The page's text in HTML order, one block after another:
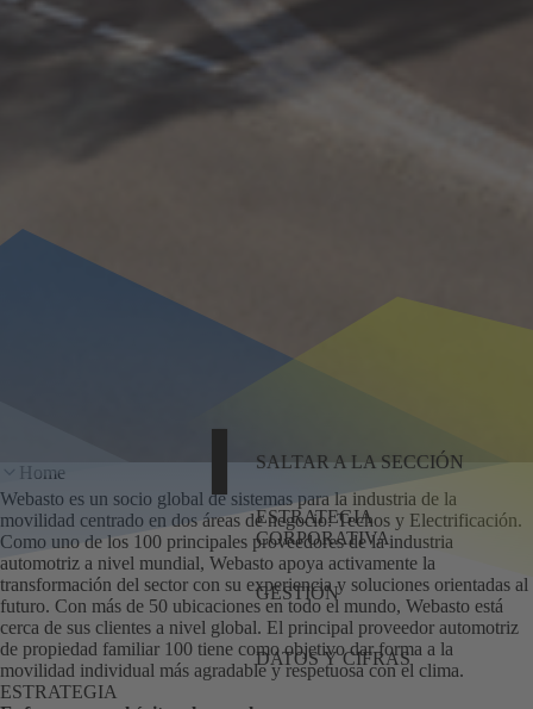
SALTAR A LA SECCIÓN
ESTRATEGIA
CORPORATIVA
GESTIÓN
DATOS Y CIFRAS
Home
Webasto es un socio global de sistemas para la industria de la
movilidad centrado en dos áreas de negocio: Techos y Electrificación.
Como uno de los 100 principales proveedores de la industria
automotriz a nivel mundial, Webasto apoya activamente la
transformación del sector con su experiencia y soluciones orientadas al
futuro. Con más de 50 ubicaciones en todo el mundo, Webasto está
cerca de sus clientes a nivel global. El principal proveedor automotriz
de propiedad familiar 100 tiene como objetivo dar forma a la
movilidad individual más agradable y respetuosa con el clima.
ESTRATEGIA